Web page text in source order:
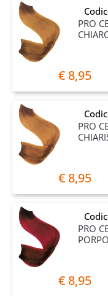
PRO
€ 8,95
PRO
€ 8,95
PRO
€ 8,95